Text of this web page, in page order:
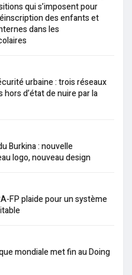
qui s’imposent pour
des enfants et
dans les
urbaine : trois réseaux
d’état de nuire par la
Burkina : nouvelle
logo, nouveau design
FP plaide pour un système
mondiale met fin au Doing